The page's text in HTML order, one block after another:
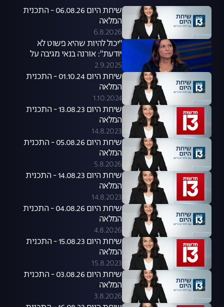
שיחת היום 06.08.26 - התכנית
המלאה
6.8.2026
"יכול להיות שהיא פשוט לא
יודעת": אורנה בנאי מגיבה על
סערת קניית הכלבים שעוררה קרן
פלס
2.9.2025
שיחת היום 01.10.24 - התכנית
המלאה
1.10.2024
שיחת היום 13.08.23 - התכנית
המלאה
14.8.2023
שיחת היום 05.08.26 - התכנית
המלאה
5.8.2026
שיחת היום 14.08.23 - התכנית
המלאה
14.8.2023
שיחת היום 04.08.26 - התכנית
המלאה
4.8.2026
שיחת היום 15.08.23 - התכנית
המלאה
15.8.2023
שיחת היום 03.08.26 - התכנית
המלאה
3.8.2026